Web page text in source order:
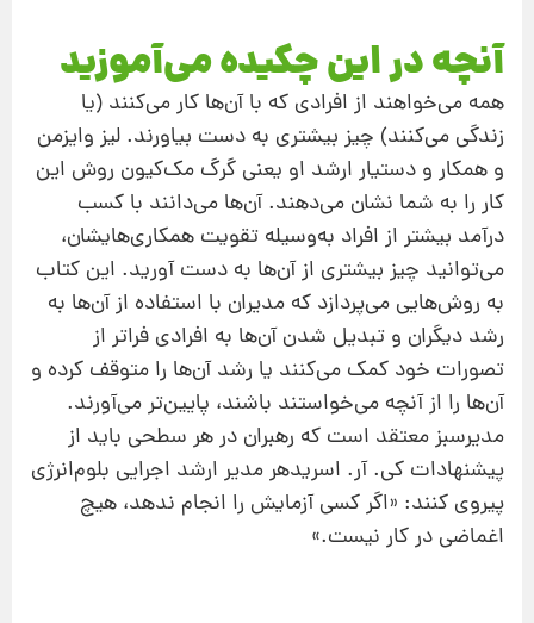
آنچه در این چکیده می‌آموزید
همه می‌خواهند از افرادی که با آن‌ها کار می‌کنند (یا
زندگی می‌کنند) چیز بیشتری به دست بیاورند. لیز وایزمن
و همکار و دستیار ارشد او یعنی گرگ مک‌کیون روش این
کار را به شما نشان می‌دهند. آن‌ها می‌دانند با کسب
درآمد بیشتر از افراد به‌وسیله تقویت همکاری‌هایشان،
‌می‌توانید چیز بیشتری از آن‌ها به دست آورید. این کتاب
به روش‌هایی می‌پردازد که مدیران با استفاده از آن‌ها به
رشد دیگران و تبدیل شدن آن‌ها به افرادی فراتر از
تصورات خود کمک می‌کنند یا رشد آن‌ها را متوقف کرده و
آن‌ها را از آنچه می‌خواستند باشند، پایین‌تر می‌آورند.
مدیرسبز معتقد است که رهبران در هر سطحی باید از
پیشنهادات کی. آر. اسریدهر مدیر ارشد اجرایی بلوم‌انرژی
پیروی کنند: «اگر کسی آزمایش را انجام ندهد، هیچ
اغماضی در کار نیست.»